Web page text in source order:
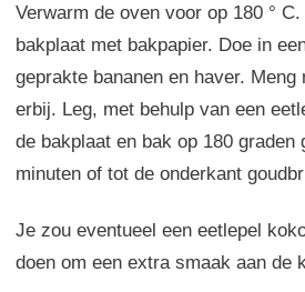
Verwarm de oven voor op 180 °
bakplaat met bakpapier. Doe in
geprakte bananen en haver. Meng
erbij. Leg, met behulp van een
de bakplaat en bak op 180 graden
minuten of tot de onderkant
Je zou eventueel een eetlepel
doen om een extra smaak aan de